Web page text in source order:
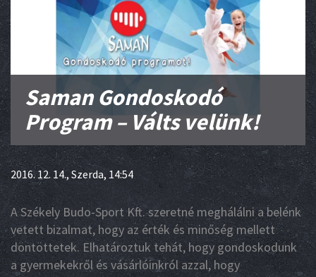
Saman Gondoskodó
Program – Válts velünk!
2016. 12. 14., Szerda, 14:54
A Székely Budo-Sport Kft. szeretné meghálálni a belénk
vetett bizalmat, hogy az érték és minőség mellett
döntöttetek. Elhatároztuk tehát, hogy gondoskodunk
a gyermekekről és vásárlóinkról azzal, hogy